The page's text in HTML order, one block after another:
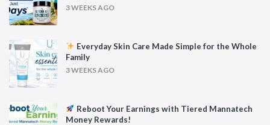
3 WEEKS AGO
Everyday Skin Care Made Simple for the Whole
Family
3 WEEKS AGO
Reboot Your Earnings with Tiered Mannatech
Money Rewards!